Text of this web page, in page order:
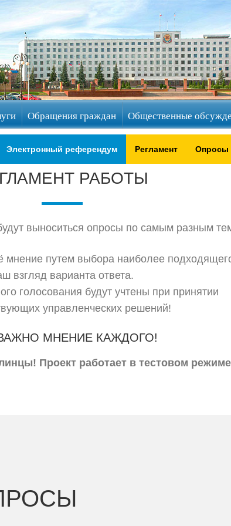
Обращения граждан Общественные
Электронный референдум Регламент Опросы
РАБОТЫ
выноситься опросы по самым разным
мнение путем выбора наиболее
взгляд варианта ответа.
голосования будут учтены при принятии
управленческих решений!
МНЕНИЕ КАЖДОГО!
Проект работает в тестовом